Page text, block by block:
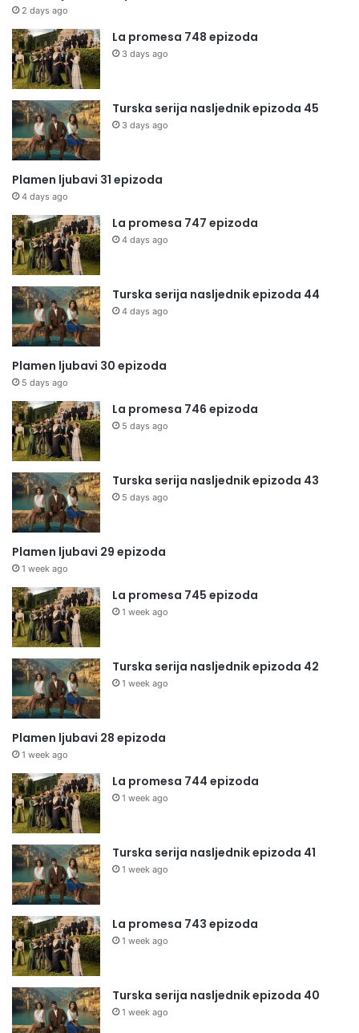
2 days ago
La promesa 748 epizoda
3 days ago
Turska serija nasljednik epizoda 45
3 days ago
Plamen ljubavi 31 epizoda
4 days ago
La promesa 747 epizoda
4 days ago
Turska serija nasljednik epizoda 44
4 days ago
Plamen ljubavi 30 epizoda
5 days ago
La promesa 746 epizoda
5 days ago
Turska serija nasljednik epizoda 43
5 days ago
Plamen ljubavi 29 epizoda
1 week ago
La promesa 745 epizoda
1 week ago
Turska serija nasljednik epizoda 42
1 week ago
Plamen ljubavi 28 epizoda
1 week ago
La promesa 744 epizoda
1 week ago
Turska serija nasljednik epizoda 41
1 week ago
La promesa 743 epizoda
1 week ago
Turska serija nasljednik epizoda 40
1 week ago